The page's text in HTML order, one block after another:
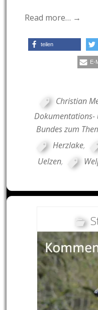
Read more… →
teilen
E-
Christian
Dokumentations-
Bundes zum
Herzlake,
Uelzen,